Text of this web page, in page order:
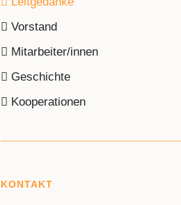
Vorstand
Mitarbeiter/innen
Geschichte
Kooperationen
KONTAKT